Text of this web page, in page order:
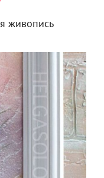
живопись